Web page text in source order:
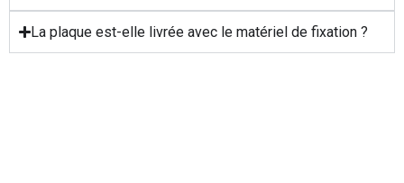
La plaque est-elle livrée avec le matériel de fixation ?